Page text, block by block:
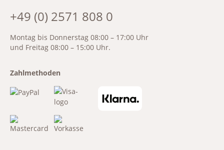
+49 (0) 2571 808 0
Montag bis Donnerstag 08:00 – 17:00 Uhr
und Freitag 08:00 – 15:00 Uhr.
Zahlmethoden